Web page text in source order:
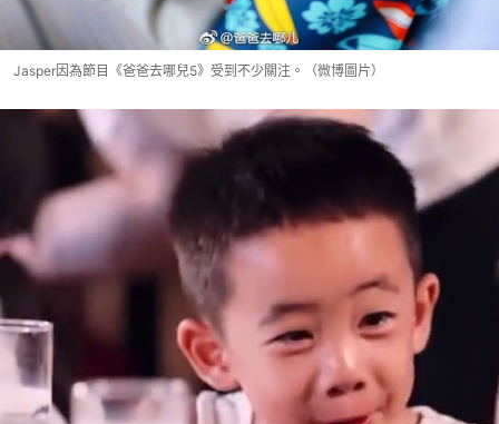
Jasper因為節目《爸爸去哪兒5》受到不少關注。（微博圖片）